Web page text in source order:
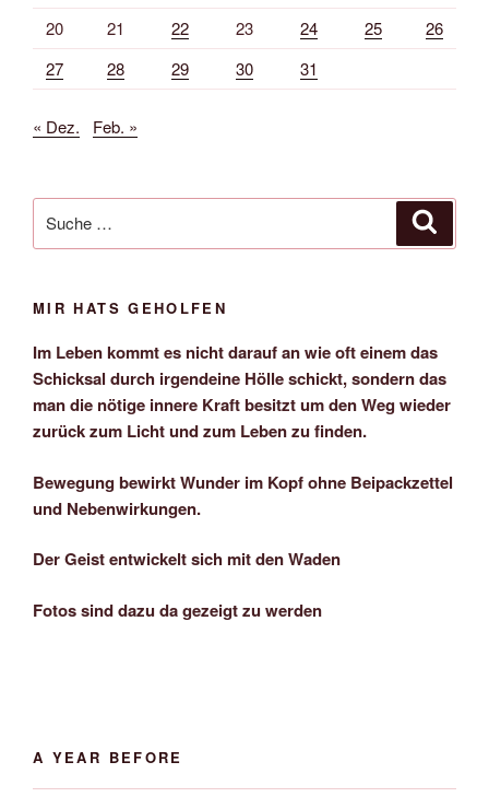
20
21 22 23 24 25
26
27
28 29 30 31
« Dez. Feb. »
nach:
MIR HATS GEHOLFEN
Im Leben kommt es nicht darauf an wie oft einem das
Schicksal durch irgendeine Hölle schickt, sondern das
man die nötige innere Kraft besitzt um den Weg wieder
zurück zum Licht und zum Leben zu finden.
Bewegung bewirkt Wunder im Kopf ohne Beipackzettel
und Nebenwirkungen.
Der Geist entwickelt sich mit den Waden
Fotos sind dazu da gezeigt zu werden
A YEAR BEFORE